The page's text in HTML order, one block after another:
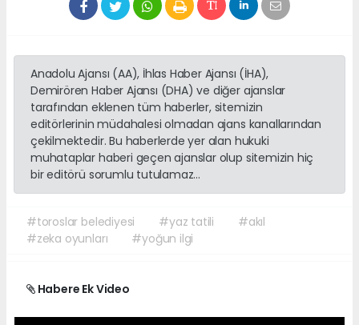
Anadolu Ajansı (AA), İhlas Haber Ajansı (İHA),
Demirören Haber Ajansı (DHA) ve diğer ajanslar
tarafından eklenen tüm haberler, sitemizin
editörlerinin müdahalesi olmadan ajans kanallarından
çekilmektedir. Bu haberlerde yer alan hukuki
muhataplar haberi geçen ajanslar olup sitemizin hiç
bir editörü sorumlu tutulamaz...
#toroslar belediyesi #yaz tatili
#akıl
#zeka oyunları
#yoğun ilgi
Habere Ek Video